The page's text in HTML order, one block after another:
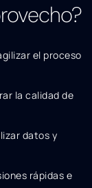
el proceso
la calidad de
datos y
rápidas e